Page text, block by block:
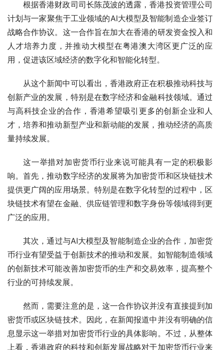
根据香港财政司司长陈茂波的透露，香港投资管理公司
计划与一家聚焦于工业领域的AI大模型及智能制造企业签订
战略合作协议。这一合作旨在加大在香港的研发资金投入和
人才培养力度，并推动大模型在粤港澳大湾区更广泛的应
用，促进该区域经济的数字化和智能化转型。
从这个新闻中可以看出，香港政府正在积极推动科技与
创新产业的发展，特别是在数字经济和金融科技领域。通过
与高科技企业的合作，香港希望吸引更多的创新企业和人
才，培养和推动新型产业和新动能的发展，推动经济的高质
量持续发展。
这一举措对加密货币行业来说可能具有一定的积极影
响。首先，推动数字经济的发展将为加密货币和区块链技术
提供更广阔的应用场景。特别是在数字化转型的过程中，区
块链技术有望在金融、供应链管理和数字身份等领域得到更
广泛的应用。
其次，通过与AI大模型及智能制造企业的合作，加密货
币行业有望受益于创新技术的推动和发展。如智能制造领域
的创新技术可能改善加密货币的生产和交易效率，提高整个
行业的可持续发展。
然而，需要注意的是，这一合作协议并没有直接提到加
密货币或区块链技术。因此，在新闻报道中并没有明确的信
息显示这一举措对加密货币行业的具体影响。不过，从整体
上看，香港政府的科技和创新发展战略对于加密货币行业来